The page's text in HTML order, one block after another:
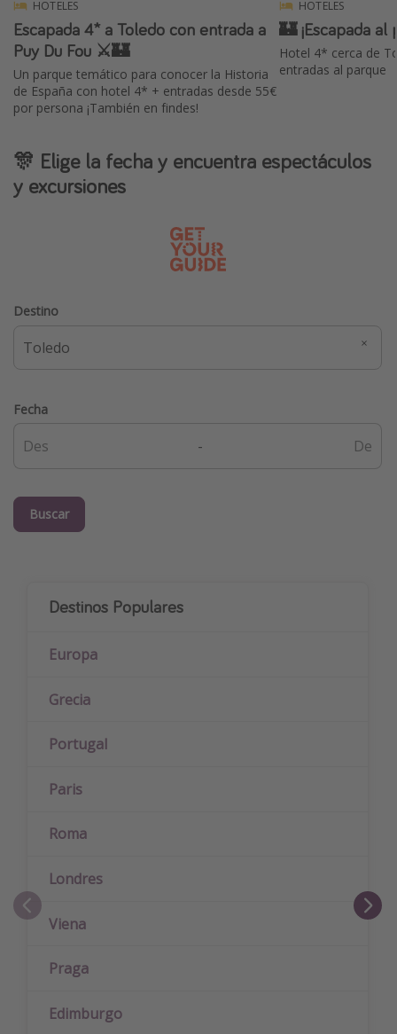
HOTELES
Escapada 4* a Toledo con entrada a
Puy Du Fou ⚔️🏰
Un parque temático para conocer la Historia
de España con hotel 4* + entradas desde 55€
por persona ¡También en findes!
HOTELES
🏰 ¡Escapada al
Hotel 4* cerca de
entradas al parque
🎊 Elige la fecha y encuentra espectáculos
y excursiones
Destino
Fecha
-
Buscar
Destinos Populares
Europa
Grecia
Portugal
Paris
Roma
Londres
Viena
Praga
Edimburgo